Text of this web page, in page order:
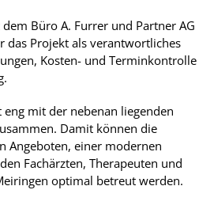
Büro A. Furrer und Partner AG
das Projekt als verantwortliches
Kosten- und Terminkontrolle
eng mit der nebenan liegenden
Damit können die
Angeboten, einer modernen
Fachärzten, Therapeuten und
optimal betreut werden.